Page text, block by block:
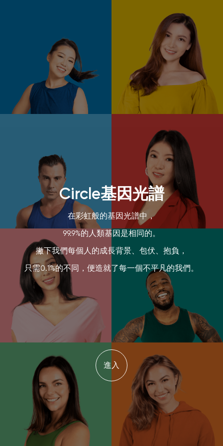
Circle基因光譜
在彩虹般的基因光譜中，
99.9%的人類基因是相同的。
撇下我們每個人的成長背景、包伏、抱負，
只需0.1%的不同，便造就了每一個不平凡的我們。
進入